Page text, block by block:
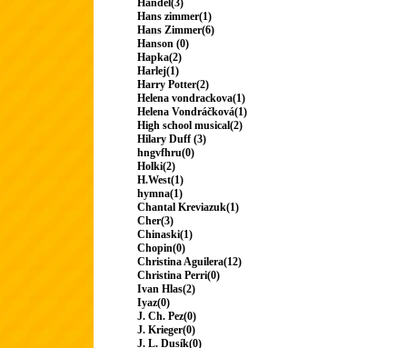
Händel(3)
Hans zimmer(1)
Hans Zimmer(6)
Hanson (0)
Hapka(2)
Harlej(1)
Harry Potter(2)
Helena vondrackova(1)
Helena Vondráčková(1)
High school musical(2)
Hilary Duff (3)
hngvfhru(0)
Holki(2)
H.West(1)
hymna(1)
Chantal Kreviazuk(1)
Cher(3)
Chinaski(1)
Chopin(0)
Christina Aguilera(12)
Christina Perri(0)
Ivan Hlas(2)
Iyaz(0)
J. Ch. Pez(0)
J. Krieger(0)
J. L. Dusík(0)